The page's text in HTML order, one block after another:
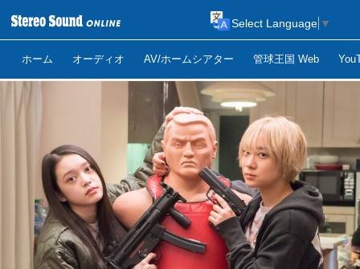
ホーム オーディオ AV/ホームシアター 管球王国 Web
Select Language ▼